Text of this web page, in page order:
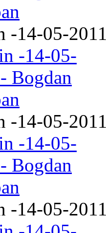
-14-05-2011
-14-05-2011
-14-05-2011